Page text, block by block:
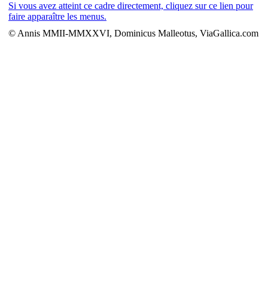
Si vous avez atteint ce cadre directement, cliquez sur ce lien pour
faire apparaître les menus.
© Annis MMII-MMXXVI, Dominicus Malleotus, ViaGallica.com